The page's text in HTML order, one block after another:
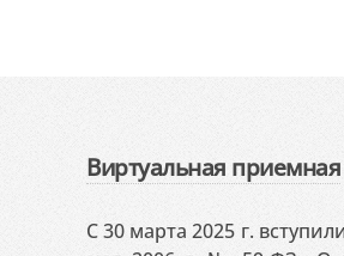
Виртуальная приемная
С 30 марта 2025 г.